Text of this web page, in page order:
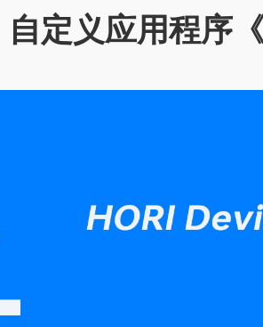
自定义应用程序